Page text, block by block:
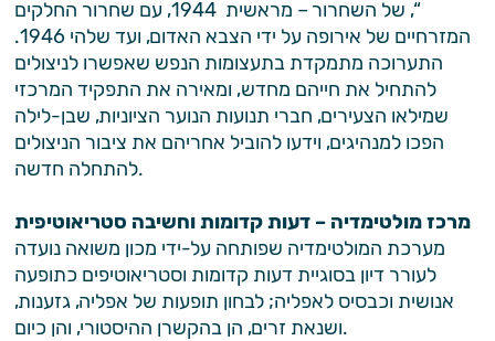
“, של השחרור – מראשית 1944, עם שחרור החלקים
המזרחיים של אירופה על ידי הצבא האדום, ועד שלהי 1946.
התערוכה מתמקדת בתעצומות הנפש שאפשרו לניצולים
להתחיל את חייהם מחדש, ומאירה את התפקיד המרכזי
שמילאו הצעירים, חברי תנועות הנוער הציוניות, שבן-לילה
הפכו למנהיגים, וידעו להוביל אחריהם את ציבור הניצולים
להתחלה חדשה.
מרכז מולטימדיה – דעות קדומות וחשיבה סטריאוטיפית
מערכת המולטימדיה שפותחה על-ידי מכון משואה נועדה
לעורר דיון בסוגיית דעות קדומות וסטריאוטיפים כתופעה
אנושית וכבסיס לאפליה; לבחון תופעות של אפליה, גזענות,
ושנאת זרים, הן בהקשרן ההיסטורי, והן כיום.